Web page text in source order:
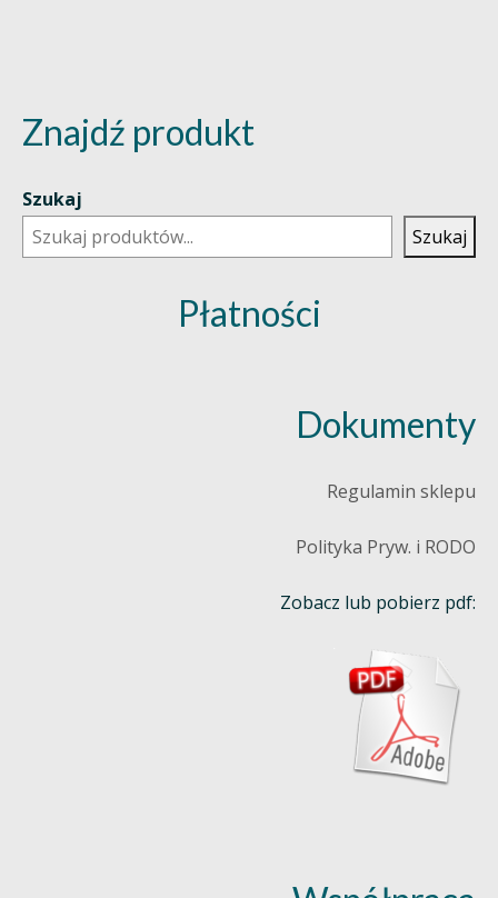
Znajdź produkt
Szukaj
Szukaj
Płatności
Dokumenty
Regulamin sklepu
Polityka Pryw. i RODO
Zobacz lub pobierz pdf: